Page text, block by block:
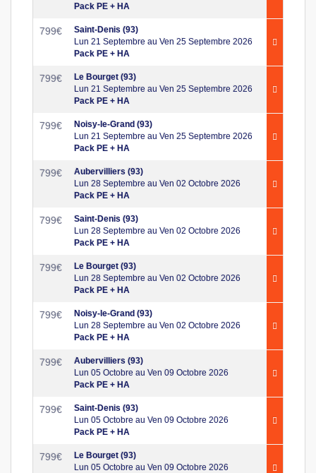
Pack PE + HA
799€
Saint-Denis (93)
Lun 21 Septembre au Ven 25 Septembre 2026
Pack PE + HA
799€
Le Bourget (93)
Lun 21 Septembre au Ven 25 Septembre 2026
Pack PE + HA
799€
Noisy-le-Grand (93)
Lun 21 Septembre au Ven 25 Septembre 2026
Pack PE + HA
799€
Aubervilliers (93)
Lun 28 Septembre au Ven 02 Octobre 2026
Pack PE + HA
799€
Saint-Denis (93)
Lun 28 Septembre au Ven 02 Octobre 2026
Pack PE + HA
799€
Le Bourget (93)
Lun 28 Septembre au Ven 02 Octobre 2026
Pack PE + HA
799€
Noisy-le-Grand (93)
Lun 28 Septembre au Ven 02 Octobre 2026
Pack PE + HA
799€
Aubervilliers (93)
Lun 05 Octobre au Ven 09 Octobre 2026
Pack PE + HA
799€
Saint-Denis (93)
Lun 05 Octobre au Ven 09 Octobre 2026
Pack PE + HA
799€
Le Bourget (93)
Lun 05 Octobre au Ven 09 Octobre 2026